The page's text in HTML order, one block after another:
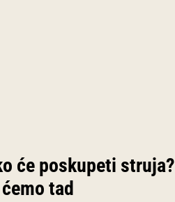
će poskupeti struja?
tad